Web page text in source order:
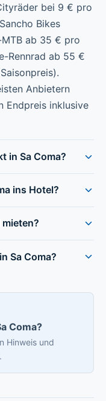
bei 9 € pro
Bikes
ab 35 € pro
Rennrad ab 55 €
Anbietern
Endpreis inklusive
in Sa Coma?
ins Hotel?
mieten?
Sa Coma?
Coma?
Hinweis und